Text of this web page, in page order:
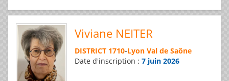
Viviane NEITER
DISTRICT 1710-Lyon Val de Saône
Date d'inscription : 7 juin 2026